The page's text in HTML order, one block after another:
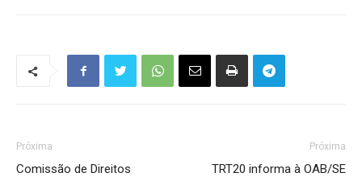
Próxima
Comissão de Direitos
Próxima
TRT20 informa à OAB/SE